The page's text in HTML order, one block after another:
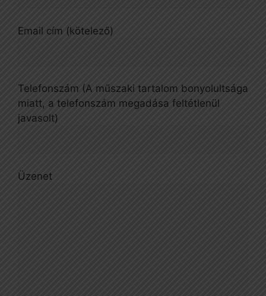
Email cím (kötelező)
Telefonszám (A műszaki tartalom bonyolultsága
miatt, a telefonszám megadása feltétlenül
javasolt)
Üzenet